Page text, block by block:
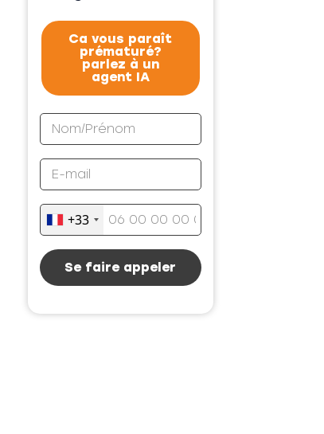
Ca vous paraît
prématuré?
parlez à un
agent IA
+33
Se faire appeler